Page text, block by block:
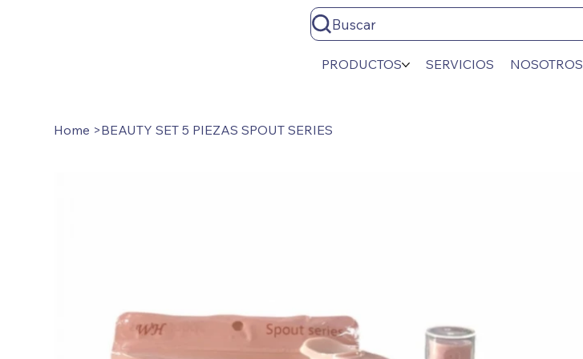
Buscar
PRODUCTOS SERVICIOS NOSOTROS
Home >BEAUTY SET 5 PIEZAS SPOUT SERIES